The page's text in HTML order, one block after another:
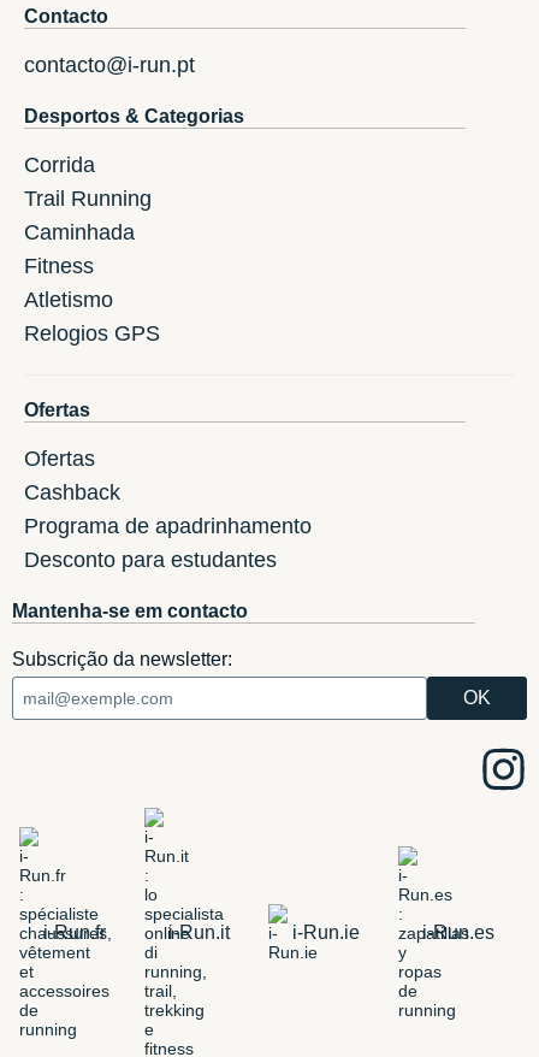
Contacto
contacto@i-run.pt
Desportos & Categorias
Corrida
Trail Running
Caminhada
Fitness
Atletismo
Relogios GPS
Ofertas
Ofertas
Cashback
Programa de apadrinhamento
Desconto para estudantes
Mantenha-se em contacto
Subscrição da newsletter:
i-Run.fr i-Run.it i-Run.ie i-Run.es